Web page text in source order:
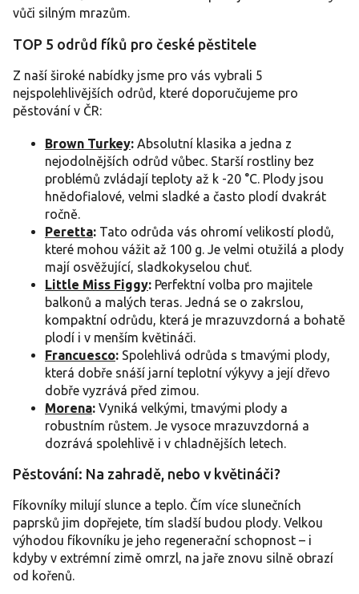
ý
i
s
vůči silným mrazům.
TOP 5 odrůd fíků pro české pěstitele
Z naší široké nabídky jsme pro vás vybrali 5
nejspolehlivějších odrůd, které doporučujeme pro
pěstování v ČR:
Brown Turkey: Absolutní klasika a jedna z
nejodolnějších odrůd vůbec. Starší rostliny bez
problémů zvládají teploty až k -20 °C. Plody jsou
hnědofialové, velmi sladké a často plodí dvakrát
ročně.
Peretta: Tato odrůda vás ohromí velikostí plodů,
které mohou vážit až 100 g. Je velmi otužilá a plody
mají osvěžující, sladkokyselou chuť.
Little Miss Figgy: Perfektní volba pro majitele
balkonů a malých teras. Jedná se o zakrslou,
kompaktní odrůdu, která je mrazuvzdorná a bohatě
plodí i v menším květináči.
Francuesco: Spolehlivá odrůda s tmavými plody,
která dobře snáší jarní teplotní výkyvy a její dřevo
dobře vyzrává před zimou.
Morena: Vyniká velkými, tmavými plody a
robustním růstem. Je vysoce mrazuvzdorná a
dozrává spolehlivě i v chladnějších letech.
Pěstování: Na zahradě, nebo v květináči?
Fíkovníky milují slunce a teplo. Čím více slunečních
paprsků jim dopřejete, tím sladší budou plody. Velkou
výhodou fíkovníku je jeho regenerační schopnost – i
kdyby v extrémní zimě omrzl, na jaře znovu silně obrazí
od kořenů.